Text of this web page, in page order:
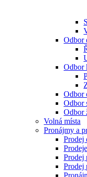
Odbor
Odbor
Odbor
Odbor
Odbor
Volná místa
Pronájmy a
Prodej
Prodej
Prodej